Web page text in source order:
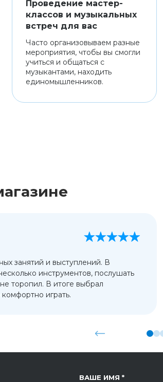
Проведение мастер-
классов и музыкальных
встреч для вас
Часто организовываем разные
мероприятия, чтобы вы смогли
учиться и общаться с
музыкантами, находить
единомышленников.
занятий и выступлений. В
инструментов, послушать
торопил. В итоге выбрал
играть.
ВАШЕ ИМЯ
ССЫЛКА НА СТРАНИЦУ